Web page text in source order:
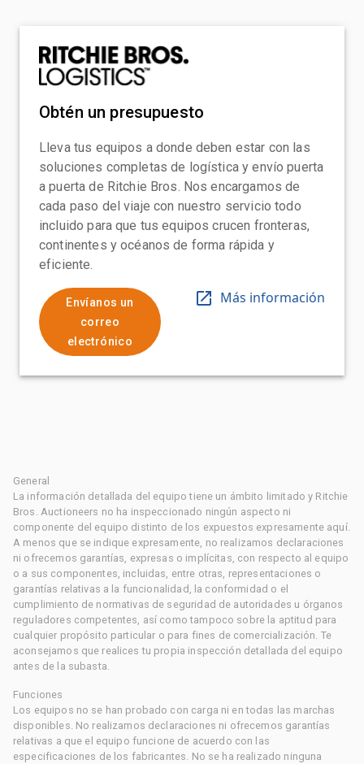
Obtén un presupuesto
Lleva tus equipos a donde deben estar con las
soluciones completas de logística y envío puerta
a puerta de Ritchie Bros. Nos encargamos de
cada paso del viaje con nuestro servicio todo
incluido para que tus equipos crucen fronteras,
continentes y océanos de forma rápida y
eficiente.
Envíanos un
correo
electrónico
Más información
General
La información detallada del equipo tiene un ámbito limitado y Ritchie
Bros. Auctioneers no ha inspeccionado ningún aspecto ni
componente del equipo distinto de los expuestos expresamente aquí.
A menos que se indique expresamente, no realizamos declaraciones
ni ofrecemos garantías, expresas o implícitas, con respecto al equipo
o a sus componentes, incluidas, entre otras, representaciones o
garantías relativas a la funcionalidad, la conformidad o el
cumplimiento de normativas de seguridad de autoridades u órganos
reguladores competentes, así como tampoco sobre la aptitud para
cualquier propósito particular o para fines de comercialización. Te
aconsejamos que realices tu propia inspección detallada del equipo
antes de la subasta.
Funciones
Los equipos no se han probado con carga ni en todas las marchas
disponibles. No realizamos declaraciones ni ofrecemos garantías
relativas a que el equipo funcione de acuerdo con las
especificaciones de los fabricantes. No se ha realizado ninguna